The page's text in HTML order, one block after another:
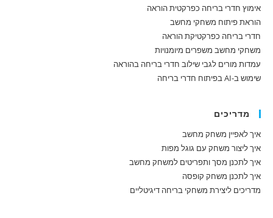
אימוץ חדרי בריחה כפרקטית הוראה
הוראת פיתוח משחקי מחשב
חדרי בריחה כפרקטיקת הוראה
משחקי מחשב משפרים מיומנויות
עמדות מורים לגבי שילוב חדרי בריחה בהוראה
שימוש ב-AI בפיתוח חדרי בריחה
מדריכים
איך לאפיין משחק מחשב
איך ליצור משחק עם גוגל מפות
איך לתכנן מסך ותפריטים למשחק מחשב
איך לתכנן משחק קופסה
מדריכים ליצירת משחקי בריחה דיגיטליים